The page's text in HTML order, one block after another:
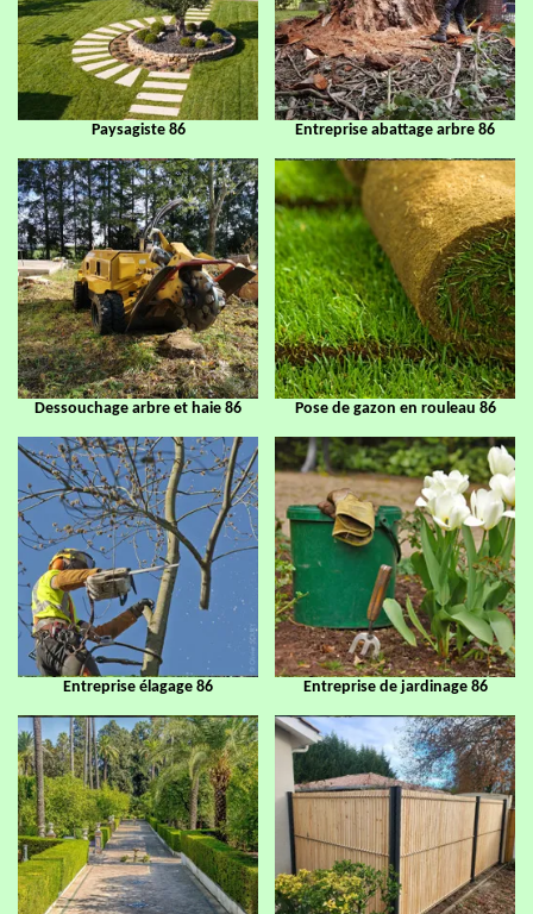
Paysagiste 86 Entreprise abattage arbre 86
Dessouchage arbre et haie 86 Pose de gazon en rouleau 86
Entreprise élagage 86 Entreprise de jardinage 86